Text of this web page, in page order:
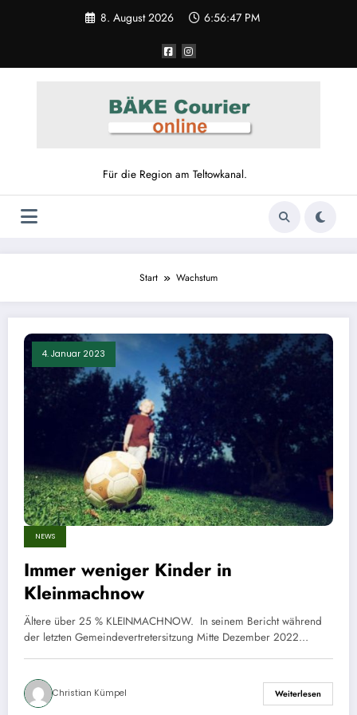
8. August 2026 6:56:47 PM
Für die Region am Teltowkanal.
Start Wachstum
4. Januar 2023
NEWS
Immer weniger Kinder in
Kleinmachnow
Ältere über 25 % KLEINMACHNOW. In seinem Bericht während
der letzten Gemeindevertretersitzung Mitte Dezember 2022…
Christian Kümpel Weiterlesen